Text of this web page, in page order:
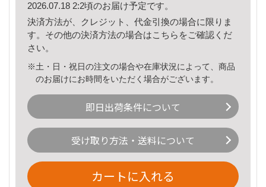
2026.07.18 2:2頃のお届け予定です。
決済方法が、クレジット、代金引換の場合に限りま
す。その他の決済方法の場合はこちら をご確認くだ
さい。
※土・日・祝日の注文の場合や在庫状況によって、商品
のお届けにお時間をいただく場合がございます。
即日出荷条件について
受け取り方法・送料について
カートに入れる